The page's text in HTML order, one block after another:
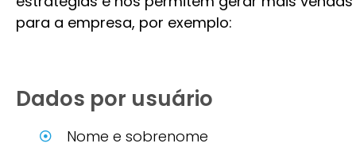
para a empresa, por exemplo:
Dados por usuário
Nome e sobrenome